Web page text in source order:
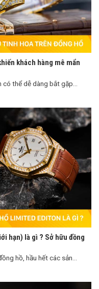
khách hàng mê mẩn
thể dễ dàng bắt gặp...
hạn) là gì ? Sở hữu đồng
hồ, hầu hết các sản...